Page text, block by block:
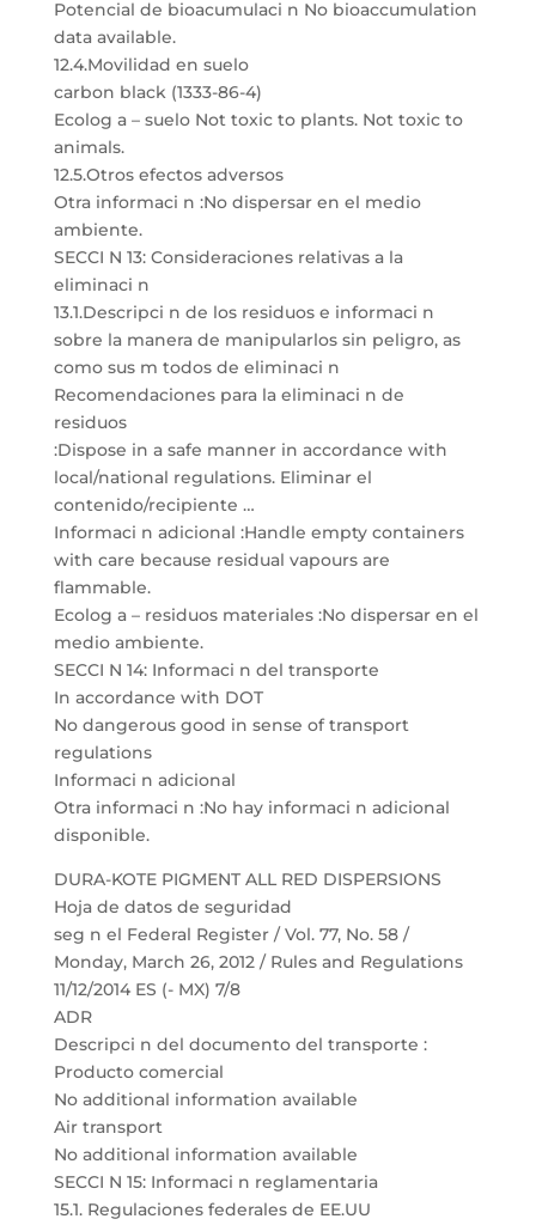
Potencial de bioacumulaci n No bioaccumulation
data available.
12.4.Movilidad en suelo
carbon black (1333-86-4)
Ecolog a – suelo Not toxic to plants. Not toxic to
animals.
12.5.Otros efectos adversos
Otra informaci n :No dispersar en el medio
ambiente.
SECCI N 13: Consideraciones relativas a la
eliminaci n
13.1.Descripci n de los residuos e informaci n
sobre la manera de manipularlos sin peligro, as
como sus m todos de eliminaci n
Recomendaciones para la eliminaci n de
residuos
:Dispose in a safe manner in accordance with
local/national regulations. Eliminar el
contenido/recipiente …
Informaci n adicional :Handle empty containers
with care because residual vapours are
flammable.
Ecolog a – residuos materiales :No dispersar en el
medio ambiente.
SECCI N 14: Informaci n del transporte
In accordance with DOT
No dangerous good in sense of transport
regulations
Informaci n adicional
Otra informaci n :No hay informaci n adicional
disponible.
DURA-KOTE PIGMENT ALL RED DISPERSIONS
Hoja de datos de seguridad
seg n el Federal Register / Vol. 77, No. 58 /
Monday, March 26, 2012 / Rules and Regulations
11/12/2014 ES (- MX) 7/8
ADR
Descripci n del documento del transporte :
Producto comercial
No additional information available
Air transport
No additional information available
SECCI N 15: Informaci n reglamentaria
15.1. Regulaciones federales de EE.UU